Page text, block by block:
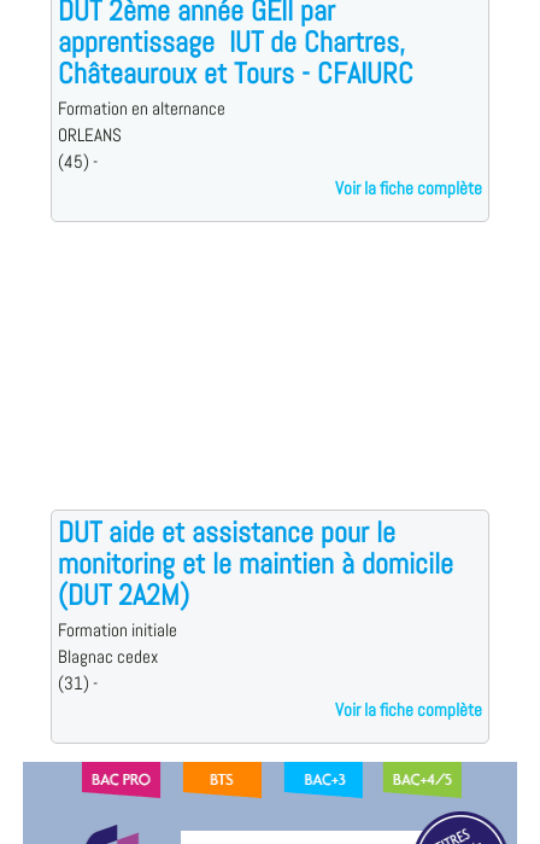
DUT 2ème année GEII par
apprentissage  IUT de Chartres,
Châteauroux et Tours - CFAIURC
Formation en alternance
ORLEANS
(45) -
Voir la fiche complète
DUT aide et assistance pour le
monitoring et le maintien à domicile
(DUT 2A2M)
Formation initiale
Blagnac cedex
(31) -
Voir la fiche complète